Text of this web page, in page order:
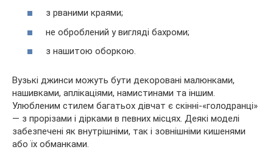
з рваними краями;
не оброблений у вигляді бахроми;
з нашитою оборкою.
Вузькі джинси можуть бути декоровані малюнками,
нашивками, аплікаціями, намистинами та іншим.
Улюбленим стилем багатьох дівчат є скінні-«голодранці»
— з прорізами і дірками в певних місцях. Деякі моделі
забезпечені як внутрішніми, так і зовнішніми кишенями
або їх обманками.